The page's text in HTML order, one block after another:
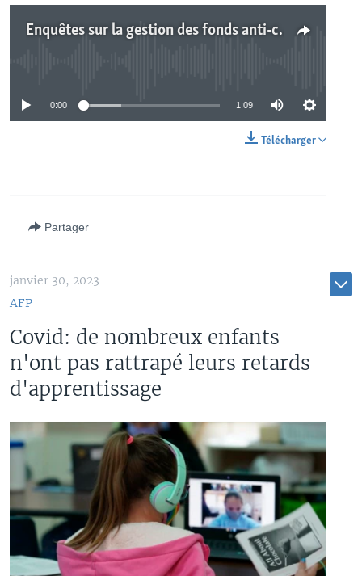
Enquêtes sur la gestion des fonds anti-covid au Sénégal
0:00 1:09
Télécharger
Partager
janvier 30, 2023
AFP
Covid: de nombreux enfants
n'ont pas rattrapé leurs retards
d'apprentissage